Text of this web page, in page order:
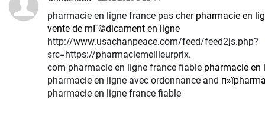
pharmacie en ligne france pas cher pharmacie en
vente de mГ©dicament en ligne
http://www.usachanpeace.com/feed/feed2js.php?
src=https://pharmaciemeilleurprix.
com pharmacie en ligne france fiable pharmacie en
pharmacie en ligne avec ordonnance and
pharmacie en ligne france fiable